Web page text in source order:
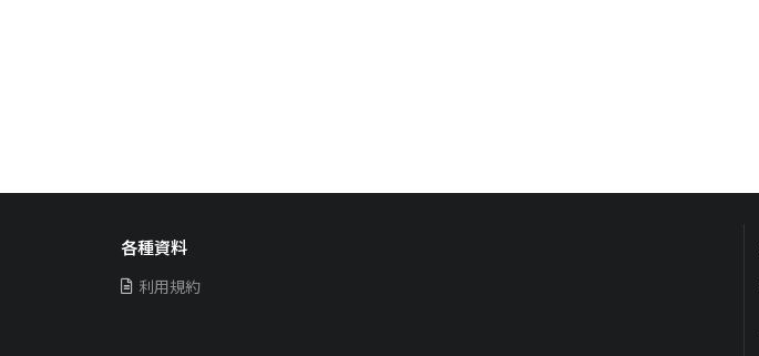
各種資料
利用規約